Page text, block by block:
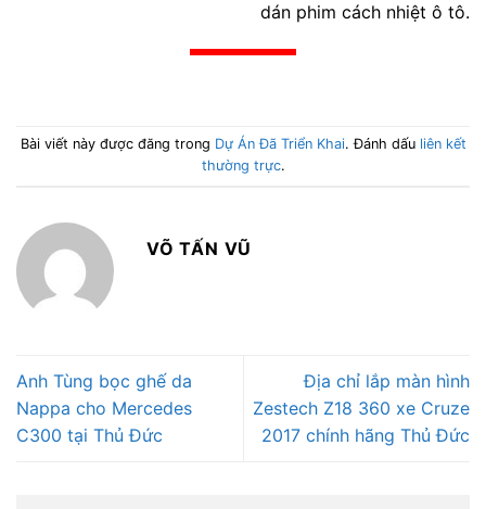
dán phim cách nhiệt ô tô.
Bài viết này được đăng trong Dự Án Đã Triển Khai. Đánh dấu liên kết
thường trực.
VÕ TẤN VŨ
Anh Tùng bọc ghế da
Nappa cho Mercedes
C300 tại Thủ Đức
Địa chỉ lắp màn hình
Zestech Z18 360 xe Cruze
2017 chính hãng Thủ Đức